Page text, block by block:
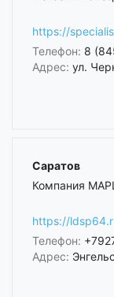
https://
Телефон: 8
Адрес: ул.
Саратов
Компания
https://
Телефон:
Адрес: